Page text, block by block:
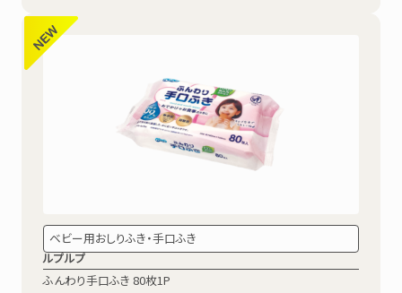
ベビー用おしりふき・手口ふき
ルプルプ
ふんわり手口ふき 80枚1P